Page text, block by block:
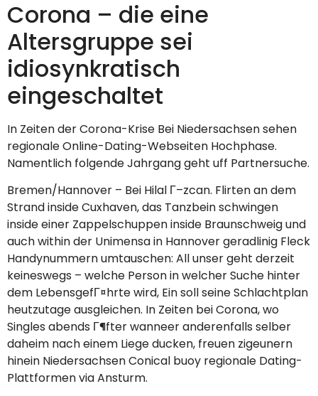
Corona – die eine
Altersgruppe sei
idiosynkratisch
eingeschaltet
In Zeiten der Corona-Krise Bei Niedersachsen sehen
regionale Online-Dating-Webseiten Hochphase.
Namentlich folgende Jahrgang geht uff Partnersuche.
Bremen/Hannover – Bei Hilal Г–zcan. Flirten an dem
Strand inside Cuxhaven, das Tanzbein schwingen
inside einer Zappelschuppen inside Braunschweig und
auch within der Unimensa in Hannover geradlinig Fleck
Handynummern umtauschen: All unser geht derzeit
keineswegs – welche Person in welcher Suche hinter
dem LebensgefГ¤hrte wird, Ein soll seine Schlachtplan
heutzutage ausgleichen. In Zeiten bei Corona, wo
Singles abends Г¶fter wanneer anderenfalls selber
daheim nach einem Liege ducken, freuen zigeunern
hinein Niedersachsen Conical buoy regionale Dating-
Plattformen via Ansturm.